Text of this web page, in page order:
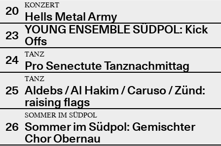
20
KONZERT
Hells Metal Army
23 YOUNG ENSEMBLE SÜDPOL: Kick
Offs
24
TANZ
Pro Senectute Tanznachmittag
25
TANZ
Aldebs / Al Hakim / Caruso / Zünd:
raising flags
26
SOMMER IM SÜDPOL
Sommer im Südpol: Gemischter
Chor Obernau